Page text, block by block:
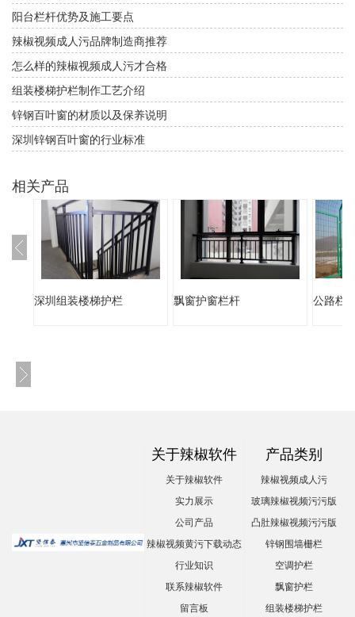
阳台栏杆优势及施工要点
辣椒视频成人污品牌制造商推荐
怎么样的辣椒视频成人污才合格
组装楼梯护栏制作工艺介绍
锌钢百叶窗的材质以及保养说明
深圳锌钢百叶窗的行业标准
相关产品
深圳组装楼梯护栏 飘窗护窗栏杆 公路栏
关于辣椒软件
关于辣椒软件
实力展示
公司产品
辣椒视频黄污下载动态
行业知识
联系辣椒软件
留言板
产品类别
辣椒视频成人污
玻璃辣椒视频污污版
凸肚辣椒视频污污版
锌钢围墙栅栏
空调护栏
飘窗护栏
组装楼梯护栏